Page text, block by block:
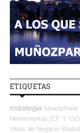
ETIQUETAS
estrategia Smartphone
Herramientas (CP Y CV)
Ideas de Negocio Madrid